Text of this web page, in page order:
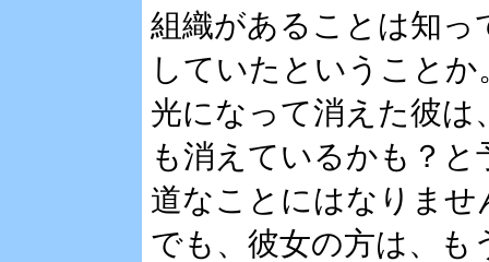
組織があることは知っ
していたということか
光になって消えた彼
も消えているかも？
道なことにはなりませ
でも、彼女の方は、